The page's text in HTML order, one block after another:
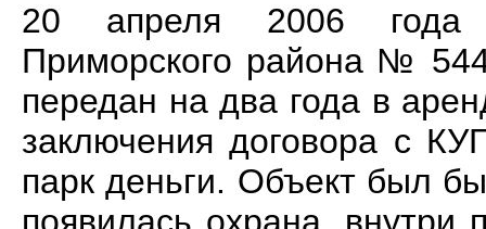
20 апреля 2006 года
Приморского района №
передан на два года в
заключения договора с
парк деньги. Объект был